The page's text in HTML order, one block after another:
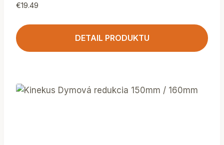
€19.49
DETAIL PRODUKTU